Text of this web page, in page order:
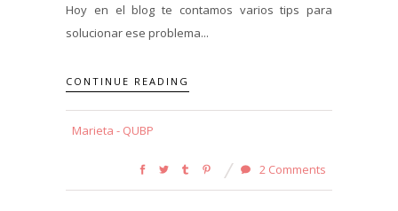
Hoy en el blog te contamos varios tips para
solucionar ese problema...
CONTINUE READING
Marieta - QUBP
2 Comments